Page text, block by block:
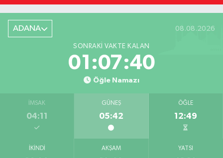
ADANA 08.08.2026
SONRAKI VAKTE KALAN
01:07:39
Öğle Namazı
İMSAK
04:11
GÜNEŞ
05:42
ÖĞLE
12:49
İKINDI AKŞAM YATSI